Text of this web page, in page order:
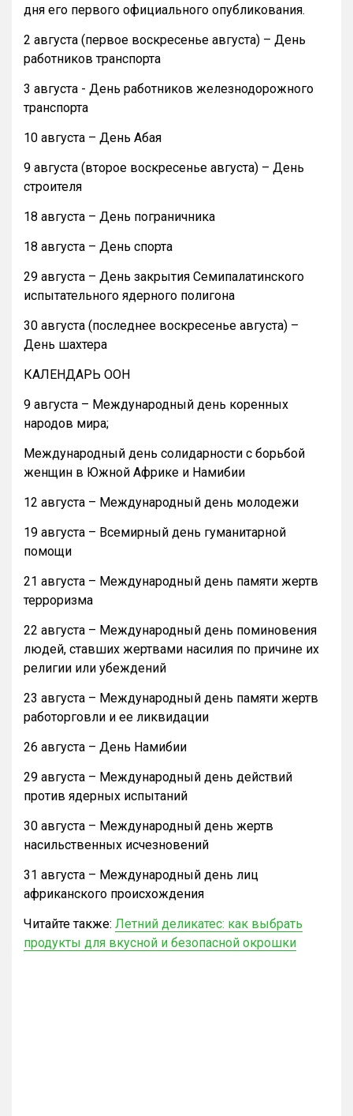
дня его первого официального опубликования.
2 августа (первое воскресенье августа) – День
работников транспорта
3 августа - День работников железнодорожного
транспорта
10 августа – День Абая
9 августа (второе воскресенье августа) – День
строителя
18 августа – День пограничника
18 августа – День спорта
29 августа – День закрытия Семипалатинского
испытательного ядерного полигона
30 августа (последнее воскресенье августа) –
День шахтера
КАЛЕНДАРЬ ООН
9 августа – Международный день коренных
народов мира;
Международный день солидарности с борьбой
женщин в Южной Африке и Намибии
12 августа – Международный день молодежи
19 августа – Всемирный день гуманитарной
помощи
21 августа – Международный день памяти жертв
терроризма
22 августа – Международный день поминовения
людей, ставших жертвами насилия по причине их
религии или убеждений
23 августа – Международный день памяти жертв
работорговли и ее ликвидации
26 августа – День Намибии
29 августа – Международный день действий
против ядерных испытаний
30 августа – Международный день жертв
насильственных исчезновений
31 августа – Международный день лиц
африканского происхождения
Читайте также: Летний деликатес: как выбрать
продукты для вкусной и безопасной окрошки